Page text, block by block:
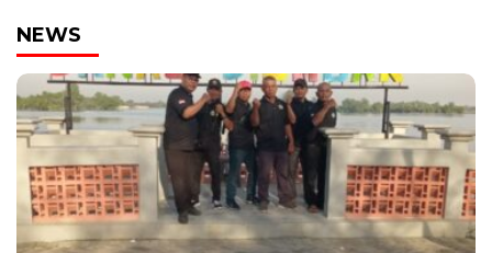
NEWS